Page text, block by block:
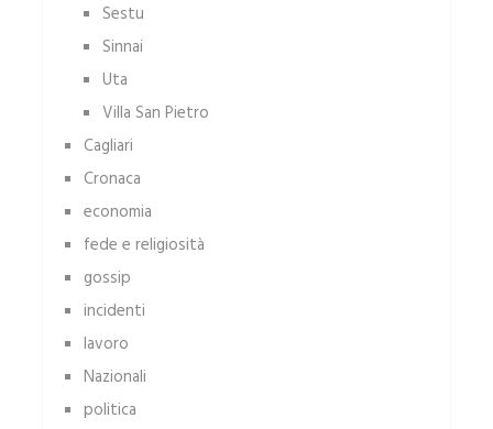
Sestu
Sinnai
Uta
Villa San Pietro
Cagliari
Cronaca
economia
fede e religiosità
gossip
incidenti
lavoro
Nazionali
politica